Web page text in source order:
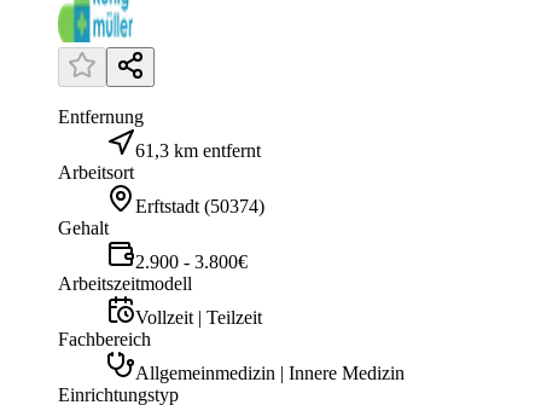
Entfernung
61,3 km entfernt
Arbeitsort
Erftstadt (50374)
Gehalt
2.900 - 3.800€
Arbeitszeitmodell
Vollzeit | Teilzeit
Fachbereich
Allgemeinmedizin | Innere Medizin
Einrichtungstyp